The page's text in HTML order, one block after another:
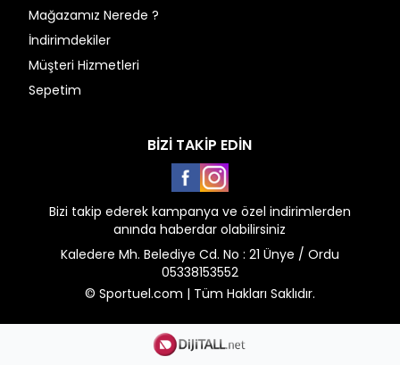
Mağazamız Nerede ?
İndirimdekiler
Müşteri Hizmetleri
Sepetim
BİZİ TAKİP EDİN
FacebookInstagram
Bizi takip ederek kampanya ve özel indirimlerden
anında haberdar olabilirsiniz
Kaledere Mh. Belediye Cd. No : 21 Ünye / Ordu
05338153552
© Sportuel.com | Tüm Hakları Saklıdır.